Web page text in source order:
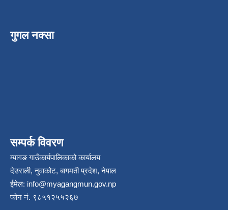
गुगल नक्सा
सम्पर्क विवरण
म्यागङ गाउँकार्यपालिकाको कार्यालय
देउराली, नुवाकोट, बागमती प्रदेश, नेपाल
ईमेल: info@myagangmun.gov.np
फोन नं. ९८५१२५५२६७